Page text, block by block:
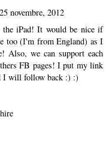
novembre, 2012
the iPad! It would be nice if
too (I'm from England) as I
Also, we can support each
FB pages! I put my link
I will follow back :) :)